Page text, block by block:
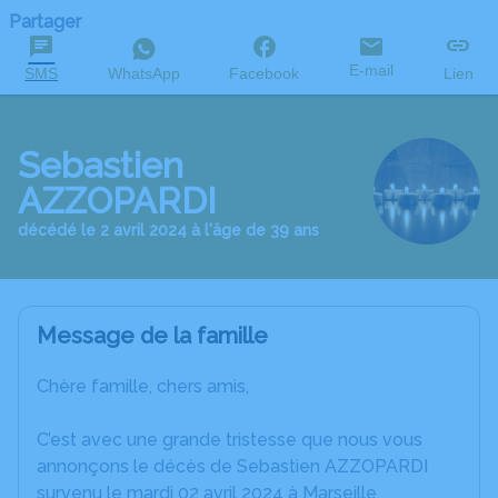
Partager
SMS WhatsApp Facebook E-mail Lien
Sebastien
AZZOPARDI
décédé le 2 avril 2024 à l'âge de 39 ans
Message de la famille
Chère famille, chers amis,
C’est avec une grande tristesse que nous vous
annonçons le décès de Sebastien AZZOPARDI
survenu le mardi 02 avril 2024 à Marseille.